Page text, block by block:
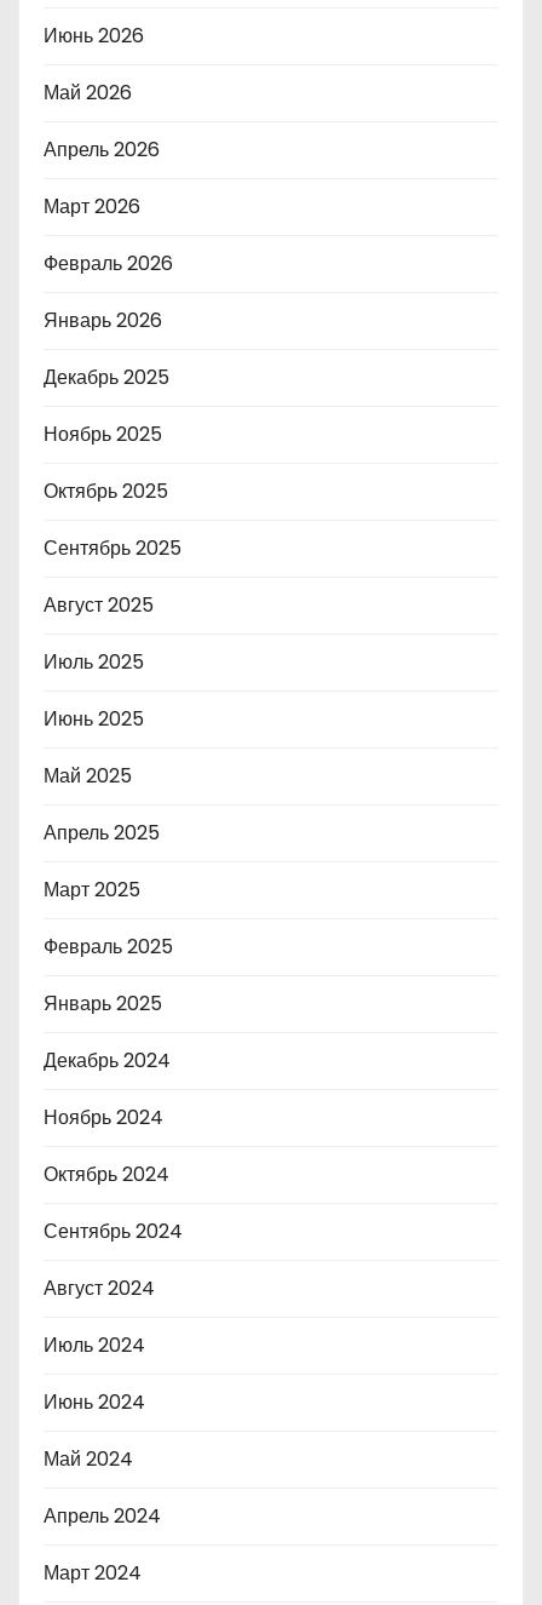
Июнь 2026
Май 2026
Апрель 2026
Март 2026
Февраль 2026
Январь 2026
Декабрь 2025
Ноябрь 2025
Октябрь 2025
Сентябрь 2025
Август 2025
Июль 2025
Июнь 2025
Май 2025
Апрель 2025
Март 2025
Февраль 2025
Январь 2025
Декабрь 2024
Ноябрь 2024
Октябрь 2024
Сентябрь 2024
Август 2024
Июль 2024
Июнь 2024
Май 2024
Апрель 2024
Март 2024